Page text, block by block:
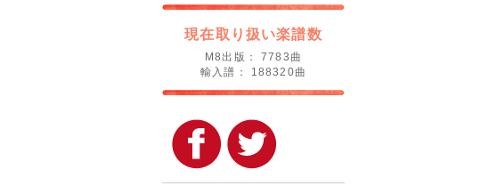
現在取り扱い楽譜数
M8出版： 7783曲
輸入譜： 188320曲